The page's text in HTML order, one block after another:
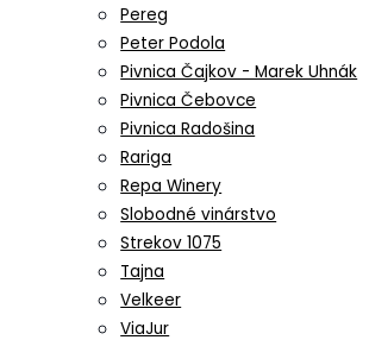
Pereg
Peter Podola
Pivnica Čajkov - Marek Uhnák
Pivnica Čebovce
Pivnica Radošina
Rariga
Repa Winery
Slobodné vinárstvo
Strekov 1075
Tajna
Velkeer
ViaJur